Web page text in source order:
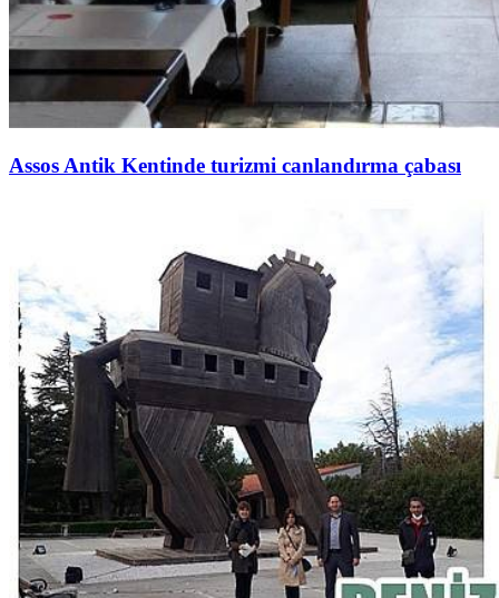
Assos Antik Kentinde turizmi canlandırma çabası